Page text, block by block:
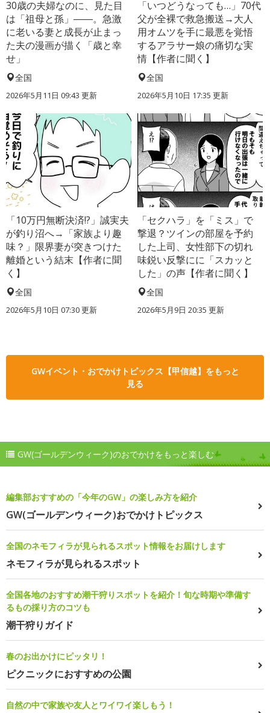
30歳の夫婦なのに、見た目
は「祖母と孫」――。急激
に老いる妻と成長が止まっ
た夫の漫画が描く「歳と幸
せ」
全国
2026年5月11日 09:43 更新
「いつどうなっても…」70代
父が全裸で救急搬送→大人
用オムツを手に最悪を覚悟
するアラサー娘の痛切な実
情【作者に聞く】
全国
2026年5月10日 17:35 更新
「10万円無断決済!?」誠実夫
が釣り沼へ→「家族より趣
味？」限界妻が突きつけた
離婚という結末【作者に聞
く】
全国
2026年5月10日 07:30 更新
「セクハラ」を「ミス」で
撃退？ツインの部屋を予約
した上司、女性部下の切れ
味鋭い反撃にに「スカッと
した」の声【作者に聞く】
全国
2026年5月9日 20:35 更新
GWイベント・おでかけトピックス【甲信越】をもっと
見る
GW(ゴールデンウィーク)のおでかけをもっと楽しむ
編集部おすすめの「今年のGW」の楽しみ方を紹介
GW(ゴールデンウィーク)おでかけトピックス
全国のネモフィラが見られるスポット情報をお届けします
ネモフィラが見られるスポット
全国各地のおすすめ潮干狩りスポットを紹介！旬な時期や準備す
るもの採り方のコツも
潮干狩りガイド
春のお出かけにピッタリ！
ピクニックにおすすめの公園
自然の中で家族や友人とワイワイ楽しもう！